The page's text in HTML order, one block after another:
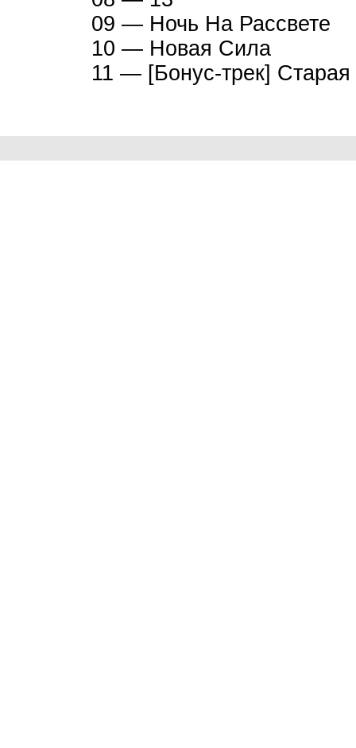
09 — Ночь На Рассвете
10 — Новая Сила
11 — [Бонус-трек]